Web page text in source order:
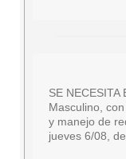
SE NECESITA
Masculino,
y manejo de
jueves 6/08,